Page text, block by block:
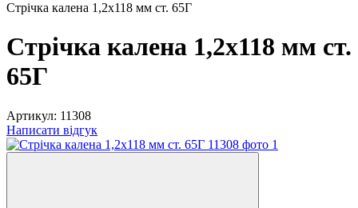
Стрічка калена 1,2х118 мм ст. 65Г
Стрічка калена 1,2х118 мм ст.
65Г
Артикул: 11308
Написати відгук